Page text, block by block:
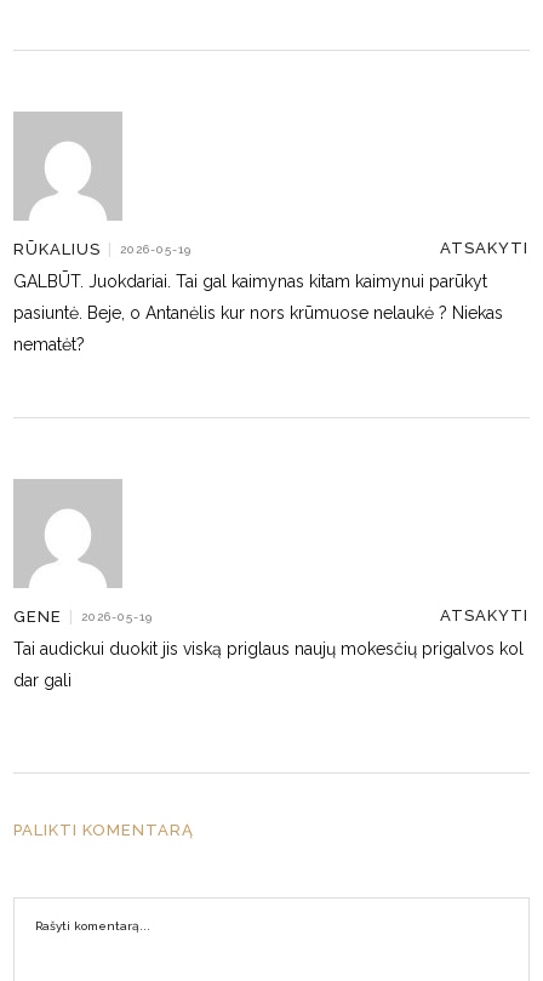
RŪKALIUS 2026-05-19 ATSAKYTI
GALBŪT. Juokdariai. Tai gal kaimynas kitam kaimynui parūkyt
pasiuntė. Beje, o Antanėlis kur nors krūmuose nelaukė ? Niekas
nematėt?
GENE 2026-05-19 ATSAKYTI
Tai audickui duokit jis viską priglaus naujų mokesčių prigalvos kol
dar gali
PALIKTI KOMENTARĄ